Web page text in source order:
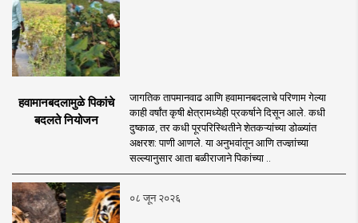
हवामानबदलामुळे पिकांचे
बदलते नियोजन
जागतिक तापमानवाढ आणि हवामानबदलाचे परिणाम गेल्या
काही वर्षांत कृषी क्षेत्रामध्येही प्रकर्षाने दिसून आले. कधी
दुष्काळ, तर कधी पूरपरिस्थितीने शेतकऱ्यांच्या डोळ्यांत
अक्षरश: पाणी आणले. या अनुभवांतून आणि तज्ज्ञांच्या
सल्ल्यानुसार आता बळीराजाने पिकांच्या ..
०८ जून २०२६